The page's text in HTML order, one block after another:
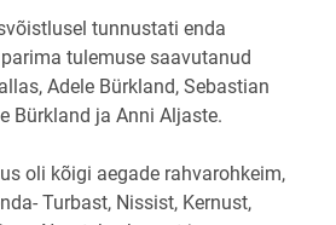
tunnustati enda
tulemuse saavutanud
Adele Bürkland, Sebastian
Bürkland ja Anni Aljaste.
oli kõigi aegade rahvarohkeim,
Turbast, Nissist, Kernust,